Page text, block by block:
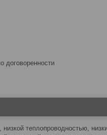
договоренности
теплопроводностью,